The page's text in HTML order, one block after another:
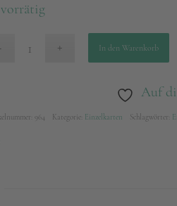
In den Warenkorb
Auf
964 Kategorie: Einzelkarten Schlagwörter: